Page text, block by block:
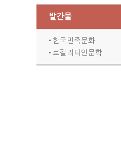
한국민족문화
로컬리티 인문학
Localities
소식지
뉴스레터(2008-
발간물
한국민족문화
로컬리티인문학